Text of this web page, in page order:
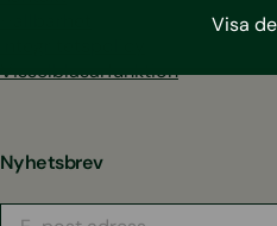
Visa
Visselblåsarfunktion
Nyhetsbrev